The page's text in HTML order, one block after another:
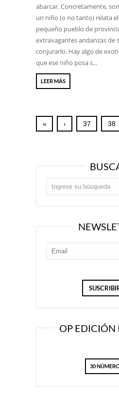
abarcar. Concretamente,
un niño (o no tanto) relata
pequeño pueblo de
extravagantes andanzas de
conjurarlo. Hay algo de
que ese niño posa s...
LEER MÁS
« ‹ 37 38
OP EDICIÓN
30